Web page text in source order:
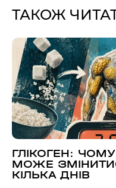
ТАКОЖ
ГЛІКОГЕН:
МОЖЕ
КІЛЬКА ДНІВ